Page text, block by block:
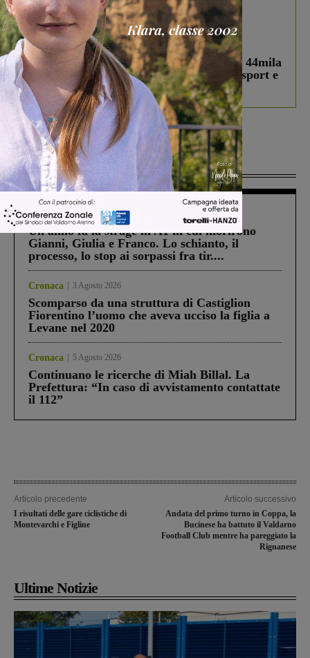
In vetrina 3 Agosto 2026
Estra Notizie agosto: Smart Cities, oltre 44mila
studenti coinvolti, torna il bando per lo sport e
debutta il podcast Estrair
Più lette
Cronaca 4 Agosto 2026
Un anno fa la strage in A1 in cui morirono
Gianni, Giulia e Franco. Lo schianto, il
processo, lo stop ai sorpassi fra tir....
Cronaca 3 Agosto 2026
Scomparso da una struttura di Castiglion
Fiorentino l’uomo che aveva ucciso la figlia a
Levane nel 2020
Cronaca 5 Agosto 2026
Continuano le ricerche di Miah Billal. La
Prefettura: “In caso di avvistamento contattate
il 112”
Articolo precedente
I risultati delle gare ciclistiche di
Montevarchi e Figline
Articolo successivo
Andata del primo turno in Coppa, la
Bucinese ha battuto il Valdarno
Football Club mentre ha pareggiato la
Rignanese
Ultime Notizie